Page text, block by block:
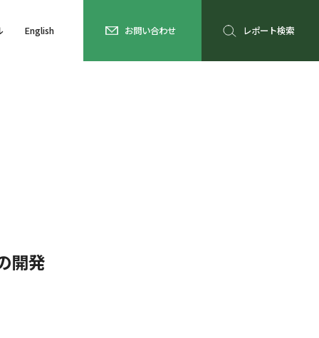
English お問い合わせ レポート検索
開発